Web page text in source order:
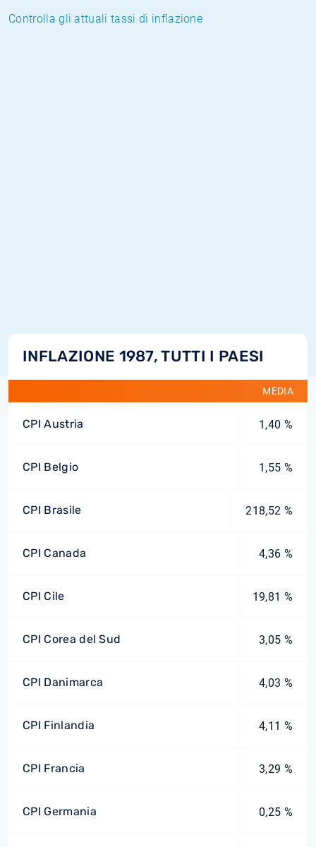
Controlla gli attuali tassi di inflazione
INFLAZIONE 1987, TUTTI I PAESI
MEDIA
CPI Austria 1,40 %
CPI Belgio 1,55 %
CPI Brasile 218,52 %
CPI Canada 4,36 %
CPI Cile 19,81 %
CPI Corea del Sud 3,05 %
CPI Danimarca 4,03 %
CPI Finlandia 4,11 %
CPI Francia 3,29 %
CPI Germania 0,25 %